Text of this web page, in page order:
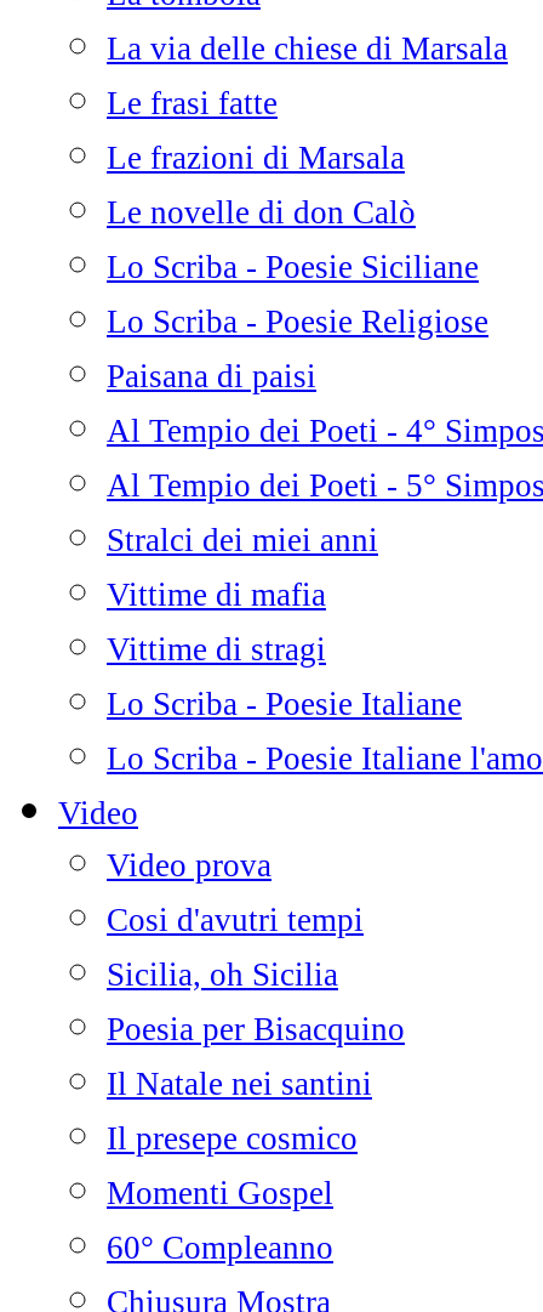
La via delle chiese di Marsala
Le frasi fatte
Le frazioni di Marsala
Le novelle di don Calò
Lo Scriba - Poesie Siciliane
Lo Scriba - Poesie Religiose
Paisana di paisi
Al Tempio dei Poeti - 4°
Al Tempio dei Poeti - 5°
Stralci dei miei anni
Vittime di mafia
Vittime di stragi
Lo Scriba - Poesie Italiane
Lo Scriba - Poesie Italiane
Video
Video prova
Cosi d'avutri tempi
Sicilia, oh Sicilia
Poesia per Bisacquino
Il Natale nei santini
Il presepe cosmico
Momenti Gospel
60° Compleanno
Chiusura Mostra